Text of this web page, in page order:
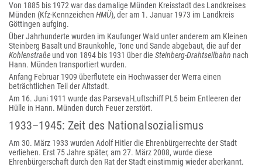
Von 1885 bis 1972 war das damalige Münden Kreisstadt des Landkreises
Münden (Kfz-Kennzeichen HMÜ), der am 1. Januar 1973 im Landkreis
Göttingen aufging.
Über Jahrhunderte wurden im Kaufunger Wald unter anderem am Kleinen
Steinberg Basalt und Braunkohle, Tone und Sande abgebaut, die auf der
Kohlenstraße und von 1894 bis 1931 über die Steinberg-Drahtseilbahn nach
Hann. Münden transportiert wurden.
Anfang Februar 1909 überflutete ein Hochwasser der Werra einen
beträchtlichen Teil der Altstadt.
Am 16. Juni 1911 wurde das Parseval-Luftschiff PL5 beim Entleeren der
Hülle in Hann. Münden durch Feuer zerstört.
1933–1945: Zeit des Nationalsozialismus
Am 30. März 1933 wurden Adolf Hitler die Ehrenbürgerrechte der Stadt
verliehen. Erst 75 Jahre später, am 27. März 2008, wurde diese
Ehrenbürgerschaft durch den Rat der Stadt einstimmig wieder aberkannt.